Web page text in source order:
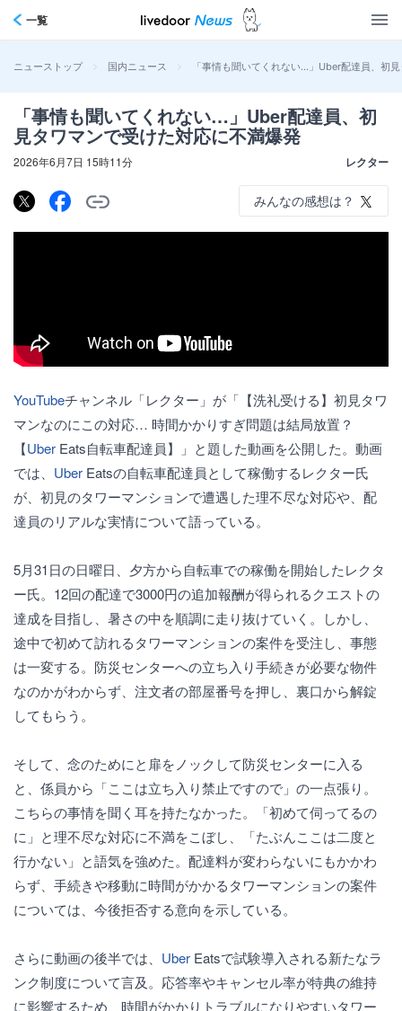
一覧
ニューストップ > 国内ニュース > 「事情も聞いてくれない…」Uber配達員、初
「事情も聞いてくれない…」Uber配達員、初
見タワマンで受けた対応に不満爆発
2026年6月7日 15時11分 レクター
みんなの感想は？
YouTubeチャンネル「レクター」が「【洗礼受ける】初見タワ
マンなのにこの対応… 時間かかりすぎ問題は結局放置？
【Uber Eats自転車配達員】」と題した動画を公開した。動画
では、 Uber Eatsの自転車配達員として稼働するレクター氏
が、初見のタワーマンションで遭遇した理不尽な対応や、配
達員のリアルな実情について語っている。
5月31日の日曜日、夕方から自転車での稼働を開始したレクタ
ー氏。12回の配達で3000円の追加報酬が得られるクエストの
達成を目指し、暑さの中を順調に走り抜けていく。しかし、
途中で初めて訪れるタワーマンションの案件を受注し、事態
は一変する。防災センターへの立ち入り手続きが必要な物件
なのかがわからず、注文者の部屋番号を押し、裏口から解錠
してもらう。
そして、念のためにと扉をノックして防災センターに入る
と、係員から「ここは立ち入り禁止ですので」の一点張り。
こちらの事情を聞く耳を持たなかった。「初めて伺ってるの
に」と理不尽な対応に不満をこぼし、「たぶんここは二度と
行かない」と語気を強めた。配達料が変わらないにもかかわ
らず、手続きや移動に時間がかかるタワーマンションの案件
については、今後拒否する意向を示している。
さらに動画の後半では、 Uber Eatsで試験導入される新たなラ
ンク制度について言及。応答率やキャンセル率が特典の維持
に影響するため、時間がかかりトラブルになりやすいタワー